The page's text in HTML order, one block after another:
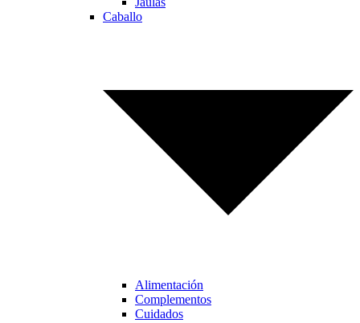
Caballo
Alimentación
Complementos
Cuidados